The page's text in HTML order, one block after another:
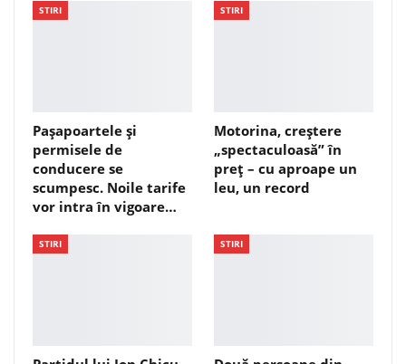
STIRI
Pașapoartele și
permisele de
conducere se
scumpesc. Noile tarife
vor intra în vigoare…
STIRI
Motorina, creștere
„spectaculoasă” în
preț – cu aproape un
leu, un record
STIRI STIRI